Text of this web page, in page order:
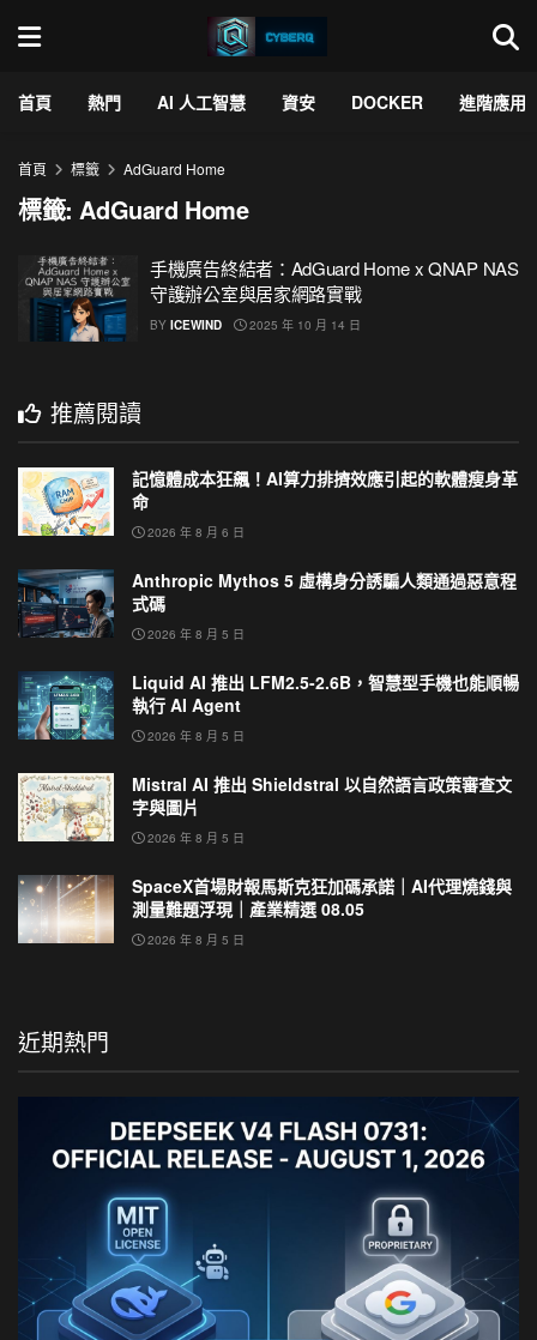
首頁 熱門 AI 人工智慧 資安 DOCKER 進階應用
首頁 標籤 AdGuard Home
標籤:AdGuard Home
手機廣告終結者：AdGuard Home x QNAP NAS
守護辦公室與居家網路實戰
BY ICEWIND 2025 年 10 月 14 日
推薦閱讀
記憶體成本狂飆！AI算力排擠效應引起的軟體瘦身革
命
2026 年 8 月 6 日
Anthropic Mythos 5 虛構身分誘騙人類通過惡意程
式碼
2026 年 8 月 5 日
Liquid AI 推出 LFM2.5-2.6B，智慧型手機也能順暢
執行 AI Agent
2026 年 8 月 5 日
Mistral AI 推出 Shieldstral 以自然語言政策審查文
字與圖片
2026 年 8 月 5 日
SpaceX首場財報馬斯克狂加碼承諾｜AI代理燒錢與
測量難題浮現｜產業精選 08.05
2026 年 8 月 5 日
近期熱門